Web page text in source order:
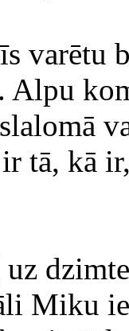
varētu
Alpu
tā, kā
Miku